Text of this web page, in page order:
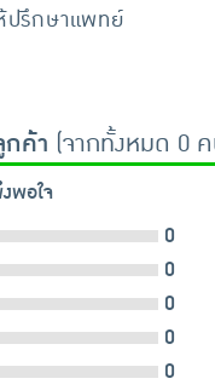
ปรึกษาแพทย์
กค้า (จากทั้งหมด 0
พอใจ
0
0
0
0
0